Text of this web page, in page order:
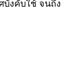
งคับใช้ จนถึง